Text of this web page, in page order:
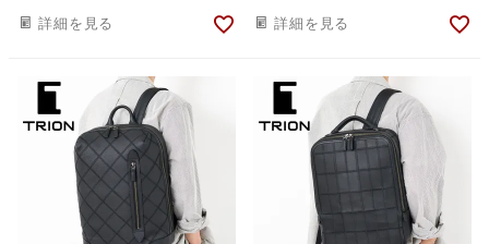
詳細を見る 詳細を見る